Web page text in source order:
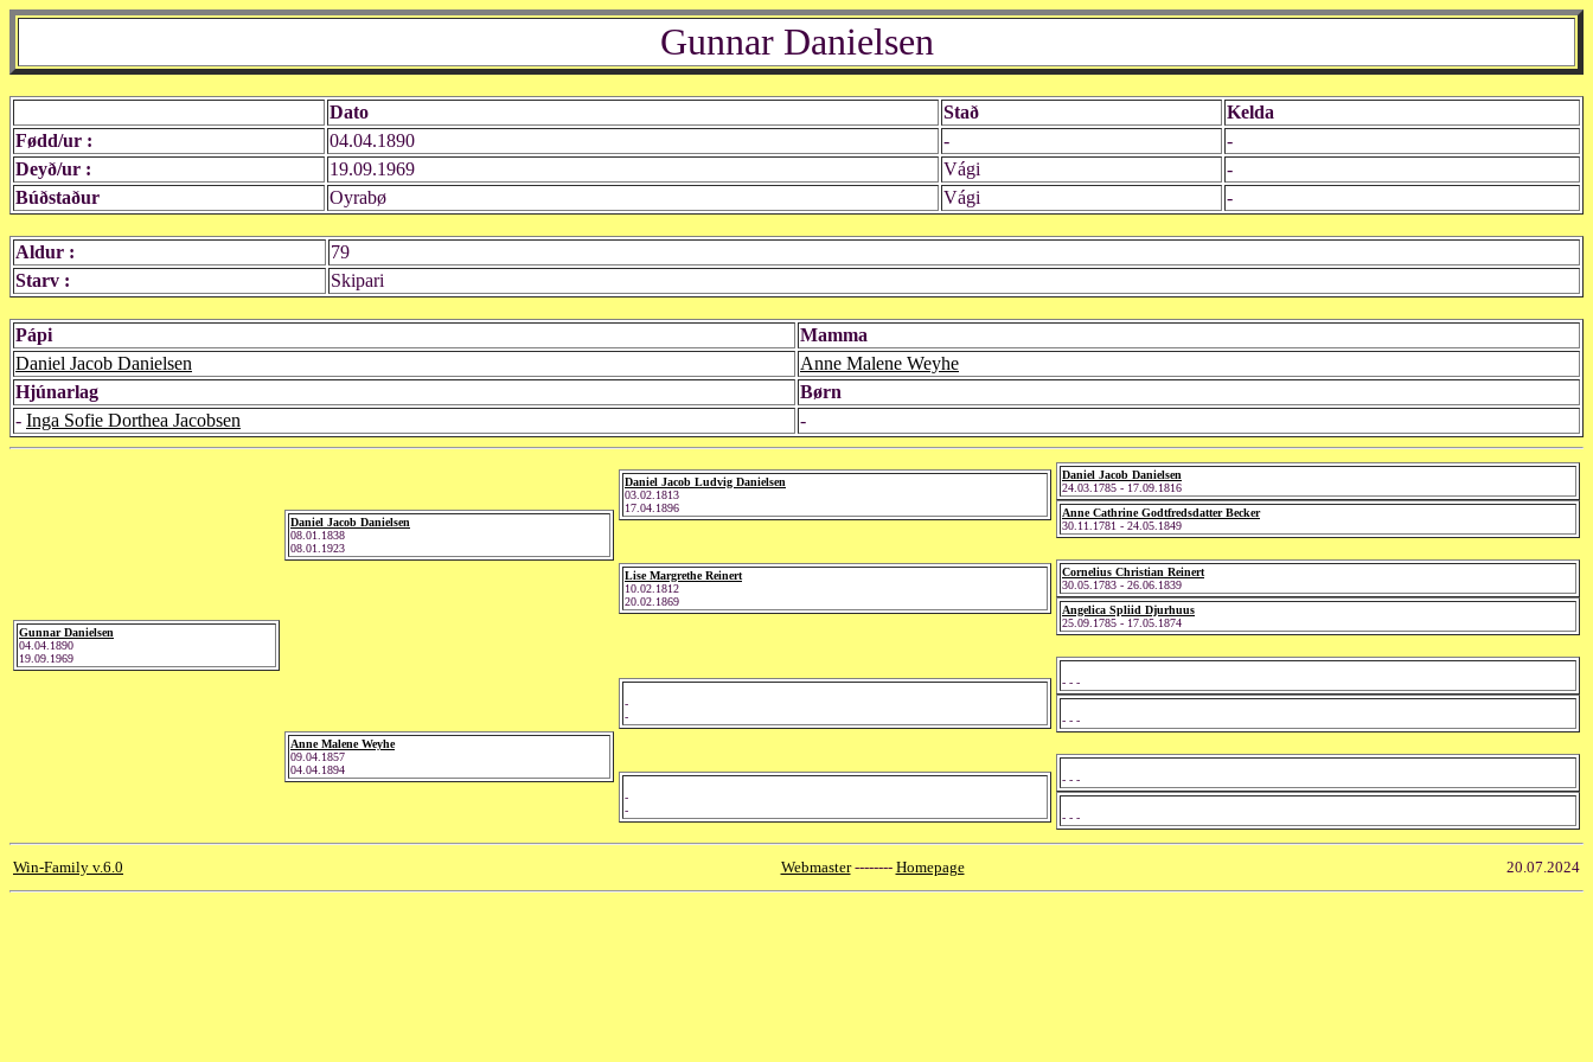
Gunnar Danielsen
Dato Stað
Kelda
Fødd/ur :
04.04.1890 -
-
Deyð/ur :
19.09.1969 Vági
-
Búðstaður
Oyrabø Vági -
Aldur :
79
Starv :
Skipari
Pápi
Mamma
Daniel Jacob Danielsen
Anne Malene Weyhe
Hjúnarlag
Børn
- Inga Sofie Dorthea Jacobsen -
Gunnar Danielsen
04.04.1890
19.09.1969
Daniel Jacob Danielsen
08.01.1838
08.01.1923
Anne Malene Weyhe
09.04.1857
04.04.1894
Daniel Jacob Ludvig Danielsen
03.02.1813
17.04.1896
Lise Margrethe Reinert
10.02.1812
20.02.1869
-
-
-
-
Daniel Jacob Danielsen
24.03.1785 - 17.09.1816
Anne Cathrine Godtfredsdatter Becker
30.11.1781 - 24.05.1849
Cornelius Christian Reinert
30.05.1783 - 26.06.1839
Angelica Spliid Djurhuus
25.09.1785 - 17.05.1874
- - -
- - -
- - -
- - -
Win-Family v.6.0 Webmaster-------- Homepage 20.07.2024